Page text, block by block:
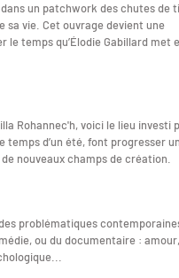
un patchwork des chutes de
sa vie. Cet ouvrage devient une
temps qu’Élodie Gabillard met
Rohannec'h, voici le lieu investi
temps d’un été, font progresser un
nouveaux champs de création.
problématiques
ou du documentaire : amour,